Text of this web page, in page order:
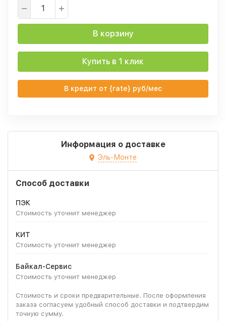
В корзину
Купить в 1 клик
В кредит от {rate} руб/мес
Информация о доставке
Эль-Монте
Способ доставки
ПЭК
Стоимость уточнит менеджер
КИТ
Стоимость уточнит менеджер
Байкал-Сервис
Стоимость уточнит менеджер
Стоимость и сроки предварительные. После оформления
заказа согласуем удобный способ доставки и подтвердим
точную сумму.